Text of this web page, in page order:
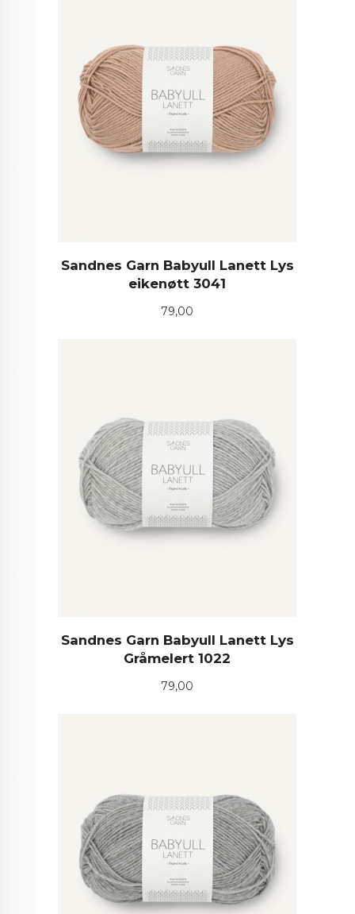
Sandnes Garn Babyull Lanett Lys
eikenøtt 3041
Pris
79,00
Sandnes Garn Babyull Lanett Lys
Gråmelert 1022
Pris
79,00